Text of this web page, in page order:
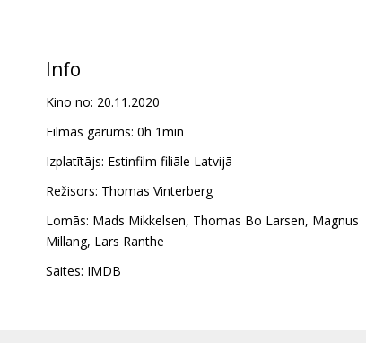
Info
Kino no: 20.11.2020
Filmas garums: 0h 1min
Izplatītājs: Estinfilm filiāle Latvijā
Režisors: Thomas Vinterberg
Lomās: Mads Mikkelsen, Thomas Bo Larsen, Magnus
Millang, Lars Ranthe
Saites: IMDB